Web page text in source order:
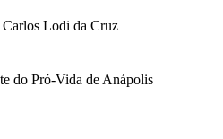
Lodi da Cruz
do Pró-Vida de Anápolis